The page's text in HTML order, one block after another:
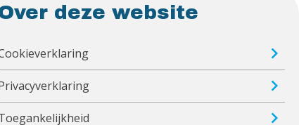
deze website